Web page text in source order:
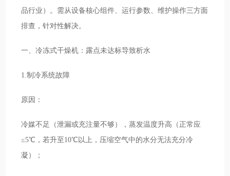
品行业）。需从设备核心组件、运行参数、维护操作三方面
排查，针对性解决。
一、冷冻式干燥机：露点未达标导致析水
1.制冷系统故障
原因：
冷媒不足（泄漏或充注量不够），蒸发温度升高（正常应
≤5℃，若升至10℃以上，压缩空气中的水分无法充分冷
凝）；